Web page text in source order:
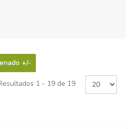
+/-
1 - 19 de 19